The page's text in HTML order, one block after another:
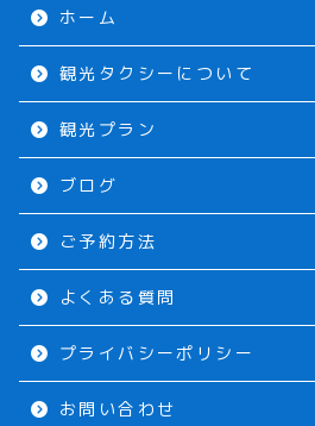
ホーム
観光タクシーについて
観光プラン
ブログ
ご予約方法
よくある質問
プライバシーポリシー
お問い合わせ